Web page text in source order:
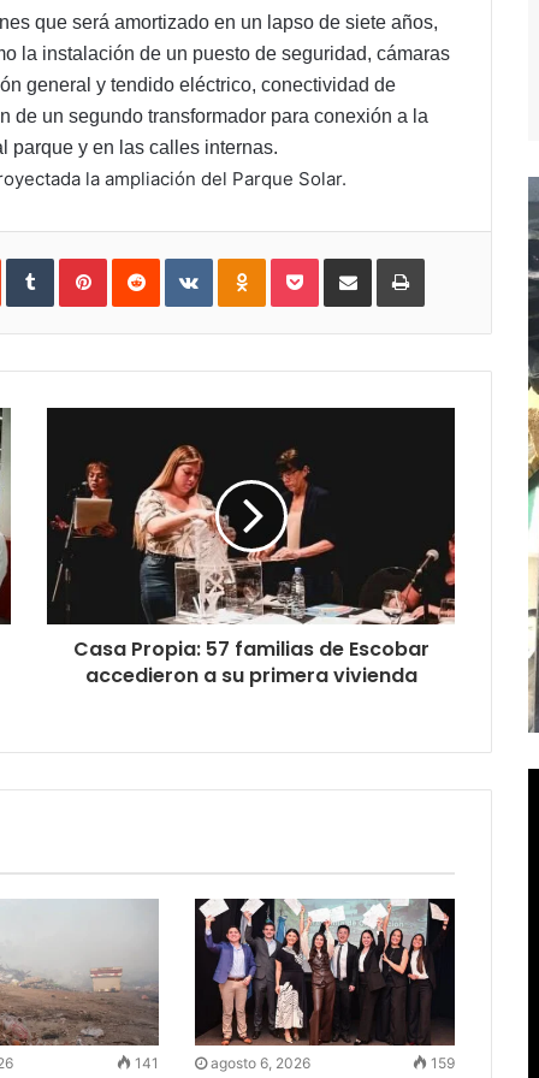
que será amortizado en un lapso de siete años,
la instalación de un puesto de seguridad, cámaras
general y tendido eléctrico, conectividad de
de un segundo transformador para conexión a la
parque y en las calles internas.
la ampliación del Parque Solar.
StumbleUpon
TumblrPinterestReddit VKontakteOdnoklassniki
PocketCompartirImprimir
Casa Propia: 57 familias de Escobar
accedieron a su primera vivienda
141 agosto 6, 2026 159